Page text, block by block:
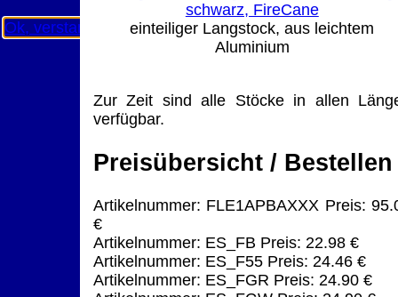
einteiliger Langstock, aus leichtem
Aluminium
Zur Zeit sind alle Stöcke in allen
verfügbar.
Preisübersicht / Bestellen
Artikelnummer: FLE1APBAXXX Preis:
€
Artikelnummer: ES_FB Preis: 22.98 €
Artikelnummer: ES_F55 Preis: 24.46 €
Artikelnummer: ES_FGR Preis: 24.90 €
Ok, verstanden Mehr Infos